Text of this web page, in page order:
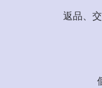
返品、